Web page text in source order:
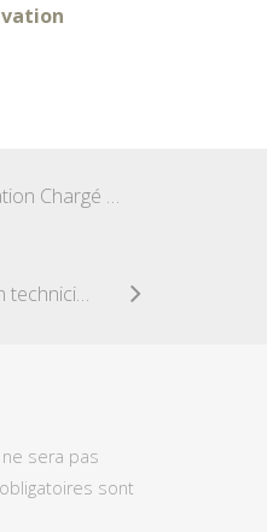
Lettre de motivation Chargé de clientele
Lettre de motivation technicien chimiste
sera pas
sont